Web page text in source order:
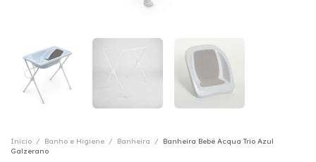
Início / Banho e Higiene / Banheira /
Banheira Bebê Acqua Trio Azul
Galzerano